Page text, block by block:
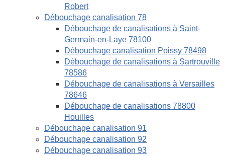
Robert
Débouchage canalisation 78
Débouchage de canalisations à Saint-
Germain-en-Laye 78100
Débouchage canalisation Poissy 78498
Débouchage de canalisations à Sartrouville
78586
Débouchage de canalisations à Versailles
78646
Débouchage de canalisations 78800
Houilles
Débouchage canalisation 91
Débouchage canalisation 92
Débouchage canalisation 93